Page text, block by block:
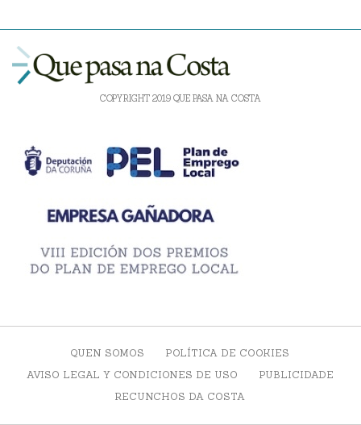
COPYRIGHT 2019 QUE PASA NA COSTA
QUEN SOMOS
POLÍTICA DE COOKIES
AVISO LEGAL Y CONDICIONES DE USO
PUBLICIDADE
RECUNCHOS DA COSTA